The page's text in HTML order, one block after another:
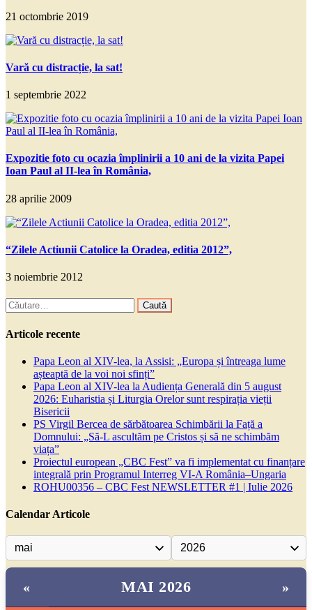
21 octombrie 2019
Vară cu distracție, la sat!
1 septembrie 2022
Expozitie foto cu ocazia împlinirii a 10 ani de la vizita Papei
Ioan Paul al II-lea în România,
28 aprilie 2009
“Zilele Actiunii Catolice la Oradea, editia 2012”,
3 noiembrie 2012
Caută
după:
Articole recente
Papa Leon al XIV-lea, la Assisi: „Europa și întreaga lume
așteaptă de la voi noi sfinți”
Papa Leon al XIV-lea la Audiența Generală din 5 august
2026: Euharistia și Liturgia Orelor sunt respirația vieții
Bisericii
PS Virgil Bercea de sărbătoarea Schimbării la Față a
Domnului: „Să-L ascultăm pe Cristos și să ne schimbăm
viața”
Proiectul european „CBC Fest” va fi implementat cu finanțare
integrală prin Programul Interreg VI-A România–Ungaria
ROHU00356 – CBC Fest NEWSLETTER #1 | Iulie 2026
Calendar Articole
« MAI 2026 »